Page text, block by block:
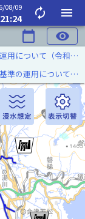
08/09
21:24 autorenew
menu
calendar_today visibility
令和８年熊本地震に伴う水防警報の暫定基準水位の運用について（令和８年８月７日）
「令和８年熊本地震」に伴う球磨川洪水予報の暫定基準の運用について（令和８年８月５日）